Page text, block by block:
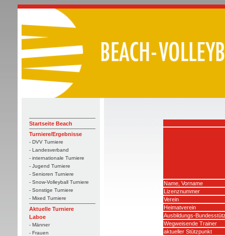
Startseite Beach
Turniere/Ergebnisse
- DVV Turniere
- Landesverband
- internationale Turniere
- Jugend Turniere
- Senioren Turniere
- Snow-Volleyball Turniere
- Sonstige Turniere
- Mixed Turniere
Aktuelle Turniere
Laboe
- Männer
- Frauen
Name, Vorname
Lizenznummer
Verein
Heimatverein
Ausbildungs-
Wegweisende Trainer
aktueller Stützpunkt